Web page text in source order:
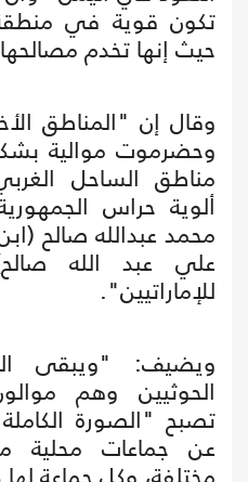
تكون قوية في
حيث إنها تخدم
وقال إن "المناطق
وحضرموت موالية
مناطق الساحل
ألوية حراس
محمد عبدالله صالح
علي عبد الله
للإماراتيين".
ويضيف: "ويبقى
الحوثيين وهم
تصبح "الصورة
عن جماعات محلية